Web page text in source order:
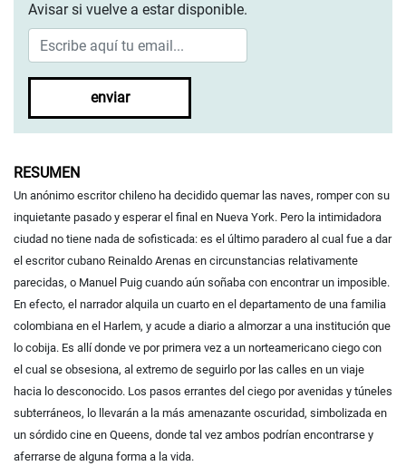
Avisar si vuelve a estar disponible.
enviar
RESUMEN
Un anónimo escritor chileno ha decidido quemar las naves, romper con su
inquietante pasado y esperar el final en Nueva York. Pero la intimidadora
ciudad no tiene nada de sofisticada: es el último paradero al cual fue a dar
el escritor cubano Reinaldo Arenas en circunstancias relativamente
parecidas, o Manuel Puig cuando aún soñaba con encontrar un imposible.
En efecto, el narrador alquila un cuarto en el departamento de una familia
colombiana en el Harlem, y acude a diario a almorzar a una institución que
lo cobija. Es allí donde ve por primera vez a un norteamericano ciego con
el cual se obsesiona, al extremo de seguirlo por las calles en un viaje
hacia lo desconocido. Los pasos errantes del ciego por avenidas y túneles
subterráneos, lo llevarán a la más amenazante oscuridad, simbolizada en
un sórdido cine en Queens, donde tal vez ambos podrían encontrarse y
aferrarse de alguna forma a la vida.